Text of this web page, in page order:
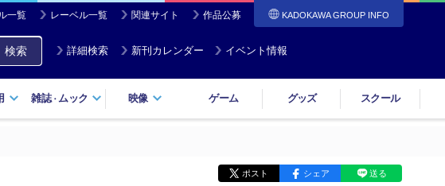
一覧 レーベル一覧 関連サイト 作品公募 KADOKAWA GROUP INFO
検索 詳細検索 新刊カレンダー イベント情報
雑誌・ ムック 映像 ゲーム グッズ スクール
ポスト シェア 送る